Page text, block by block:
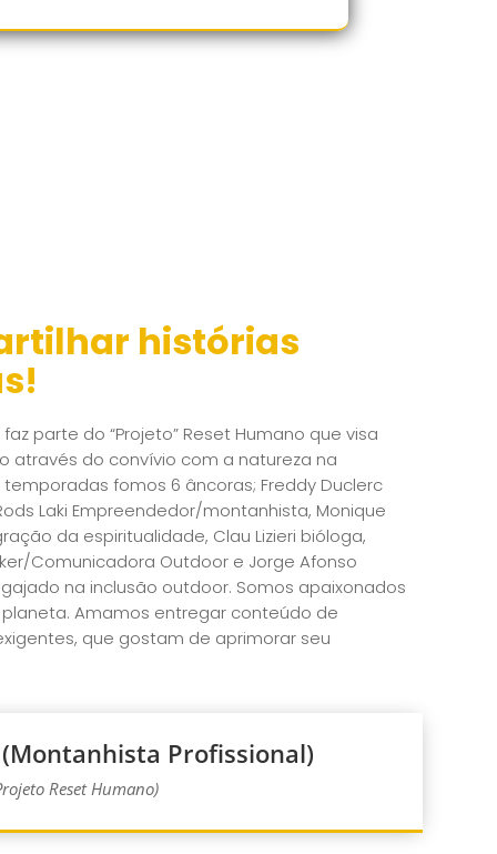
histórias
parte do “Projeto” Reset Humano que visa
através do convívio com a natureza na
fomos 6 âncoras; Freddy Duclerc
Laki Empreendedor/montanhista, Monique
da espiritualidade, Clau Lizieri bióloga,
Comunicadora Outdoor e Jorge Afonso
na inclusão outdoor. Somos apaixonados
Amamos entregar conteúdo de
que gostam de aprimorar seu
Profissional)
Reset Humano)